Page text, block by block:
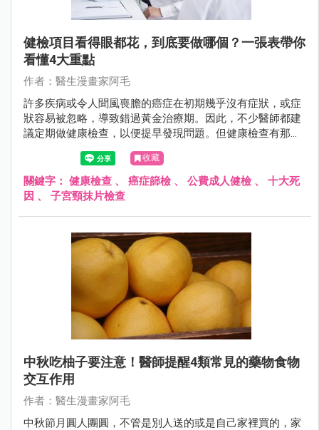
健檢項目看得眼都花，到底要做哪個？一張表帶你
看懂4大重點
作者：醫生漫畫家阿毛
許多疾病或令人聞風喪膽的癌症在初期幾乎沒有症狀，或症
狀容易被忽略，導致錯過黃金治療期。因此，不少醫師都建
議定期做健康檢查，以便提早發現問題。但健康檢查有那麼
多項目，看得眼都花了，到底該怎麼選？哪些是自費的？哪
些又一定要做呢？
收藏
關鍵字： 健康檢查 、 癌症篩檢 、 公費成人健檢 、 十大死
因 、 子宮頸抹片檢查
中秋吃柚子要注意！醫師提醒4類常見的藥物食物
交互作用
作者：醫生漫畫家阿毛
中秋節月圓人團圓，不管是別人送的或是自己家裡買的，家